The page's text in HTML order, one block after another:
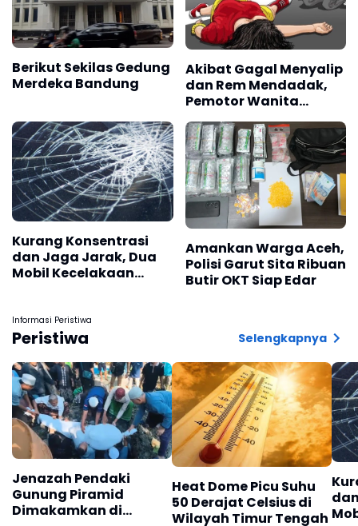
Berikut Sekilas Gedung
Merdeka Bandung
Akibat Gagal Menyalip
dan Rem Mendadak,
Pemotor Wanita
Meninggal Dunia
Terlindas Truk
Kurang Konsentrasi
dan Jaga Jarak, Dua
Mobil Kecelakaan
Amankan Warga Aceh,
Polisi Garut Sita Ribuan
Butir OKT Siap Edar
Informasi Peristiwa
Peristiwa Selengkapnya
Jenazah Pendaki
Gunung Piramid
Dimakamkan di
Heat Dome Picu Suhu
50 Derajat Celsius di
Wilayah Timur Tengah